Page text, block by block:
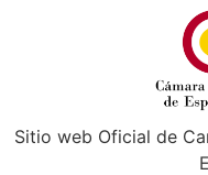
Sitio web Oficial de